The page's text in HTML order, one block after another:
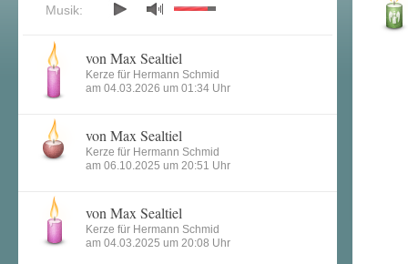
Musik:
von Max Sealtiel
Kerze für Hermann Schmid
am 04.03.2026 um 01:34 Uhr
von Max Sealtiel
Kerze für Hermann Schmid
am 06.10.2025 um 20:51 Uhr
von Max Sealtiel
Kerze für Hermann Schmid
am 04.03.2025 um 20:08 Uhr